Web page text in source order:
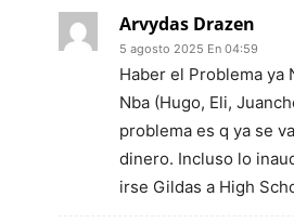
Arvydas Drazen
5 agosto 2025 En 04:59
Haber el Problema ya
Nba (Hugo, Eli,
problema es q ya se
dinero. Incluso lo
irse Gildas a High